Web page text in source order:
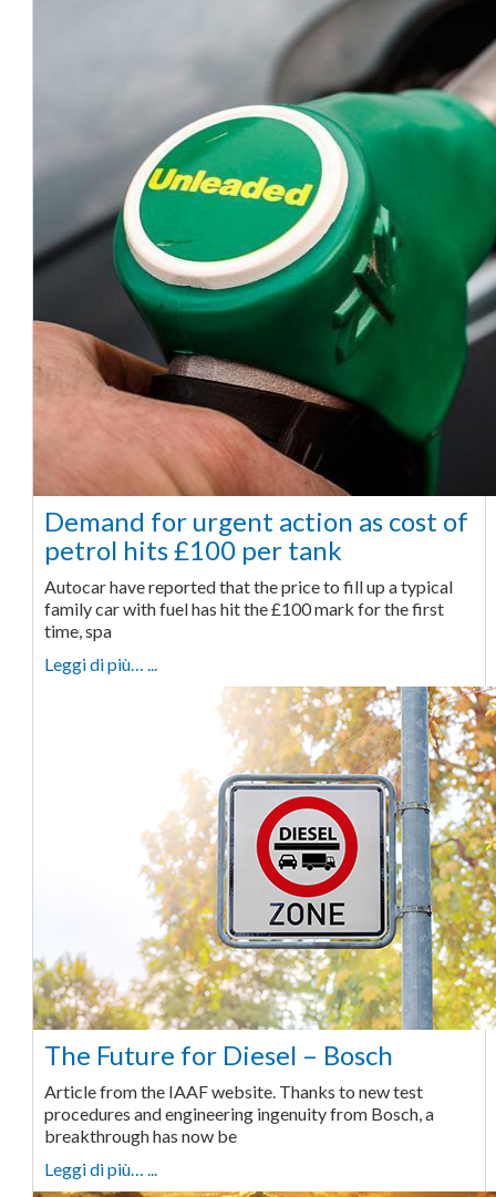
Demand for urgent action as cost of
petrol hits £100 per tank
Autocar have reported that the price to fill up a typical
family car with fuel has hit the £100 mark for the first
time, spa
Leggi di più… ...
The Future for Diesel – Bosch
Article from the IAAF website. Thanks to new test
procedures and engineering ingenuity from Bosch, a
breakthrough has now be
Leggi di più… ...